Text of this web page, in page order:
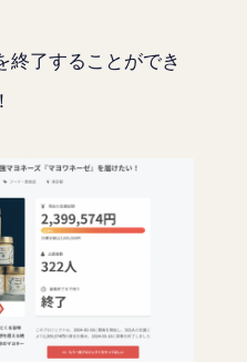
終了することができ